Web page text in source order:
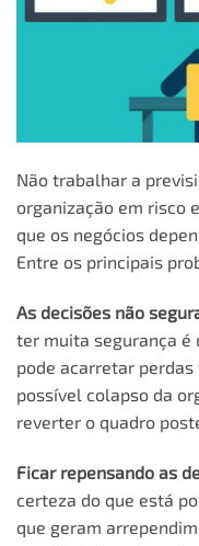
Não trabalhar a
organização em risco
que os negócios
Entre os principais
As decisões não
ter muita segurança é
pode acarretar
possível colapso da
reverter o quadro
Ficar repensando as
certeza do que está
que geram